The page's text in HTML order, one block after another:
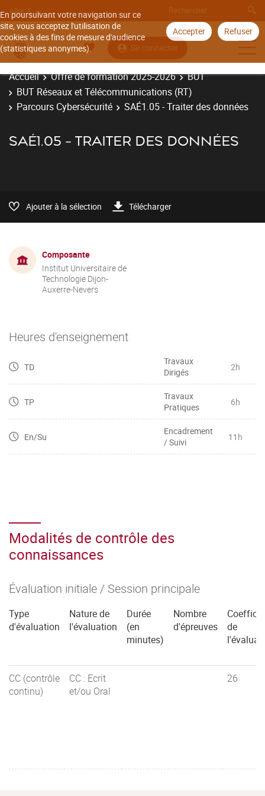
En poursuivant votre navigation sur ce
site, vous acceptez l'utilisation de
cookies à des fins de mesure d'audience
(statistiques anonymes).
Accepter Refuser
Aller à
Se connecter
Accueil Offre de formation 2025-2026
BUT
BUT Réseaux et Télécommunications (RT)
Parcours Cybersécurité
SAÉ1.05 - Traiter des données
SAÉ1.05 - TRAITER DES DONNÉES
Ajouter à la sélection Télécharger
Composante
Institut Universitaire de
Technologie Dijon-
Auxerre-Nevers
Heures d'enseignement
TD
Travaux
Dirigés
2h
TP
Travaux
Pratiques
6h
En/Su
Encadrement
/ Suivi
11h
Modalités de contrôle des
connaissances
Évaluation initiale / Session principale
Type
d'évaluation
Nature de
l'évaluation
Durée
(en
minutes)
Nombre
d'épreuves
de
CC (contrôle
continu)
CC : Ecrit
et/ou Oral
26